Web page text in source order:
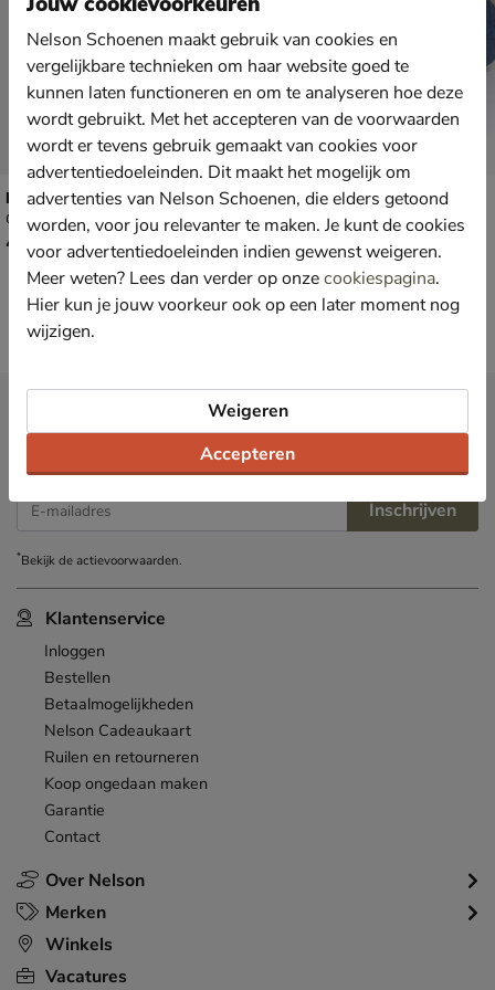
Nelson Home
Gevoerde boots - zwart
€ 49,99
49,
Nelson Home
Gevoerde boots - beige
€ 49,99
49,
Over Nelson
Klantenservice
Inloggen
Bestellen
Betaalmogelijkheden
Nelson Cadeaukaart
Ruilen en retourneren
Koop ongedaan maken
Garantie
Contact
Merken
Winkels
Vacatures
Ontvang € 10,- welkomstkorting*en blijf op de hoogte van leuke
E-mailadres Inschrijven
*Bekijk deactievoorwaarden.
Nelson Schoenen maakt gebruik van cookies en
vergelijkbare technieken om haar website goed te
kunnen laten functioneren en om te analyseren hoe deze
wordt gebruikt. Met het accepteren van de voorwaarden
wordt er tevens gebruik gemaakt van cookies voor
advertentiedoeleinden. Dit maakt het mogelijk om
advertenties van Nelson Schoenen, die elders getoond
worden, voor jou relevanter te maken. Je kunt de cookies
voor advertentiedoeleinden indien gewenst weigeren.
Meer weten? Lees dan verder op onzecookiespagina.
Hier kun je jouw voorkeur ook op een later moment nog
wijzigen.
Accepteren
Weigeren